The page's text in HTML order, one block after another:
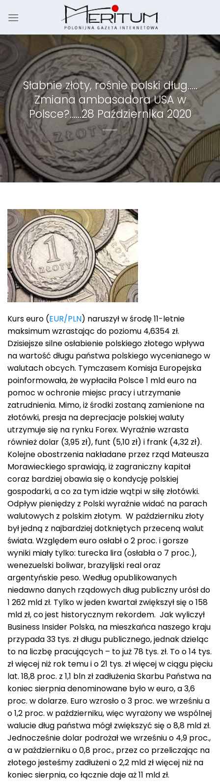
Słabnie złoty, rośnie polski dług…..
Zmiana ambasadora USA w
Polsce?……28 Października 2020
Kurs euro (EUR/PLN) naruszył w środę 11-letnie
maksimum wzrastając do poziomu 4,6354 zł.
Dzisiejsze silne osłabienie polskiego złotego wpływa
na wartość długu państwa polskiego wycenianego w
walutach obcych. Tymczasem Komisja Europejska
poinformowała, że wypłaciła Polsce 1 mld euro na
pomoc w ochronie miejsc pracy i utrzymanie
zatrudnienia. Mimo, iż środki zostaną zamienione na
złotówki, presja na deprecjacje polskiej waluty
utrzymuje się na rynku Forex. Wyraźnie wzrasta
również dolar (3,95 zł), funt (5,10 zł) i frank (4,32 zł).
Kolejne obostrzenia nakładane przez rząd Mateusza
Morawieckiego sprawiają, iż zagraniczny kapitał
coraz bardziej obawia się o kondycję polskiej
gospodarki, a co za tym idzie wątpi w siłę złotówki.
Odpływ pieniędzy z Polski wyraźnie widać na parach
walutowych z polskim złotym. W październiku złoty
był jedną z najbardziej dotkniętych przeceną walut
świata. Względem euro osłabł o 2 proc. i gorsze
wyniki miały tylko: turecka lira (osłabła o 7 proc.),
wenezuelski boliwar, brazylijski real oraz
argentyńskie peso. Według opublikowanych
niedawno danych rządowych dług publiczny urósł do
1 262 mld zł. Tylko w jeden kwartał zwiększył się o 158
mld zł, co jest historycznym rekordem. Jak wyliczył
Business Insider Polska, na mieszkańca naszego kraju
przypada 33 tys. zł długu publicznego, jednak dzieląc
to na liczbę pracujących – to już 78 tys. zł. To o 14 tys.
zł więcej niż rok temu i o 21 tys. zł więcej w ciągu pięciu
lat. 18,8 proc. z 1,1 bln zł zadłużenia Skarbu Państwa na
koniec sierpnia denominowane było w euro, a 3,6
proc. w dolarze. Euro wzrosło o 3 proc. we wrześniu a
o 1,2 proc. w październiku, więc wyrażony we wspólnej
walucie dług państwa mógł zwiększyć się o 8,8 mld zł.
Jednocześnie dolar podrożał we wrześniu o 4,9 proc.,
a w październiku o 0,8 proc., przez co przeliczając na
złotego jesteśmy zadłużeni o 2,2 mld zł więcej niż na
koniec sierpnia, co łącznie daje aż 11 mld zł.